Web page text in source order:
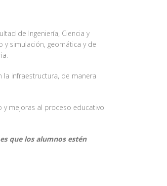
de Ingeniería, Ciencia y
simulación, geomática y de
infraestructura, de manera
y mejoras al proceso educativo
que los alumnos estén